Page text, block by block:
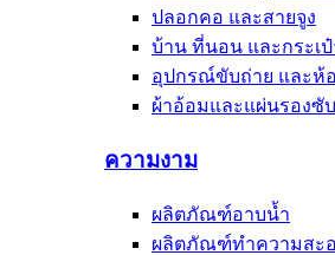
ปลอกคอ และสายจูง
บ้าน ที่นอน และกระเ
อุปกรณ์ขับถ่าย และห้
ผ้าอ้อมและแผ่นรองซับ
ความงาม
ผลิตภัณฑ์อาบน้ำ
ผลิตภัณฑ์ทำความสะ